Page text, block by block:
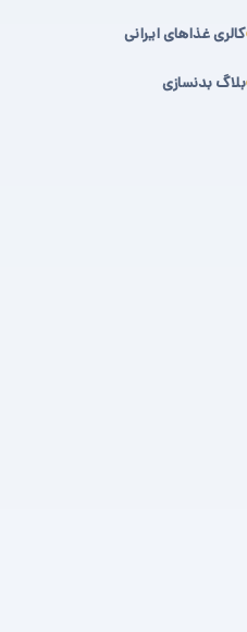
کالری غذاهای ایرانی
بلاگ بدنسازی